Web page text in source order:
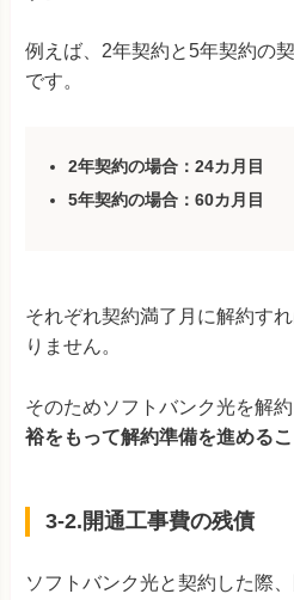
例えば、2年契約と5年契約の
です。
2年契約の場合：24カ月目
5年契約の場合：60カ月目
それぞれ契約満了月に解約す
りません。
そのためソフトバンク光を解約
裕をもって解約準備を進める
3-2.開通工事費の残債
ソフトバンク光と契約した際